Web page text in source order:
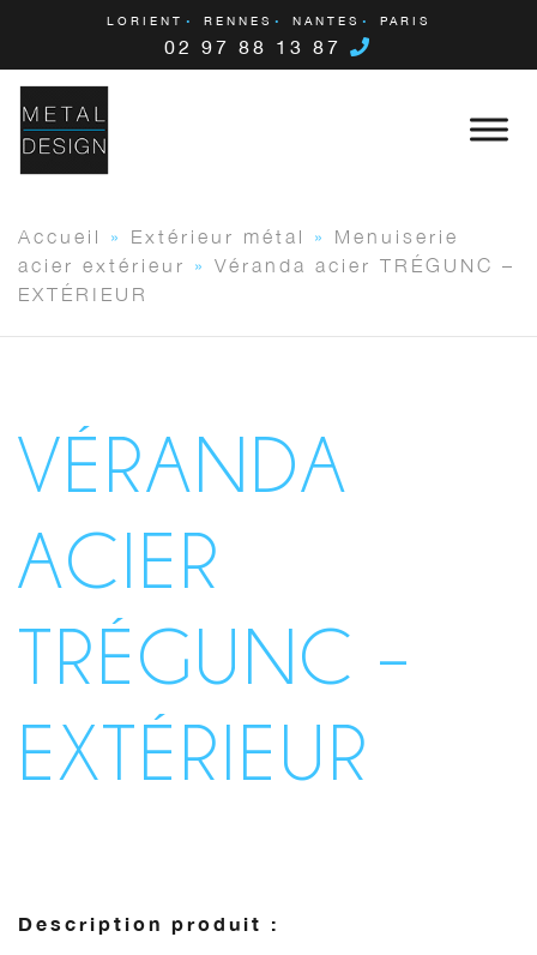
LORIENT RENNES NANTES PARIS
02 97 88 13 87
Accueil » Extérieur métal » Menuiserie
acier extérieur » Véranda acier TRÉGUNC –
EXTÉRIEUR
VÉRANDA
ACIER
TRÉGUNC –
EXTÉRIEUR
Description produit :